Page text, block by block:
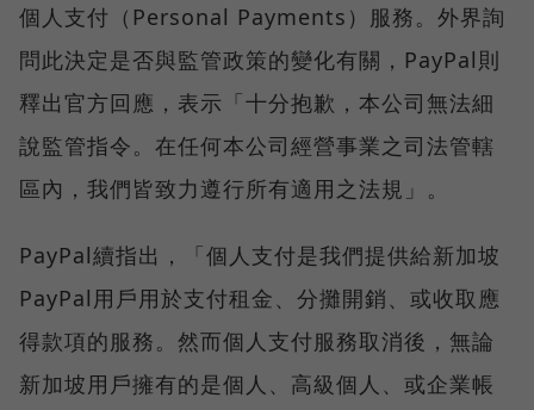
個人支付（Personal Payments）服務。外界詢
問此決定是否與監管政策的變化有關，PayPal則
釋出官方回應，表示「十分抱歉，本公司無法細
說監管指令。在任何本公司經營事業之司法管轄
區內，我們皆致力遵行所有適用之法規」。
PayPal續指出，「個人支付是我們提供給新加坡
PayPal用戶用於支付租金、分攤開銷、或收取應
得款項的服務。然而個人支付服務取消後，無論
新加坡用戶擁有的是個人、高級個人、或企業帳